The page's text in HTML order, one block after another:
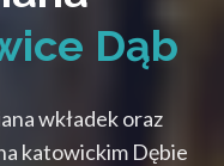
Dąb
wkładek oraz
katowickim Dębie